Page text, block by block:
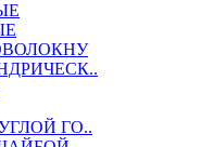
ГО..